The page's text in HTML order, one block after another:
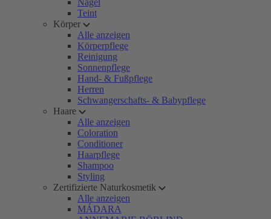
Nägel
Teint
Körper
Alle anzeigen
Körperpflege
Reinigung
Sonnenpflege
Hand- & Fußpflege
Herren
Schwangerschafts- & Babypflege
Haare
Alle anzeigen
Coloration
Conditioner
Haarpflege
Shampoo
Styling
Zertifizierte Naturkosmetik
Alle anzeigen
MÁDARA